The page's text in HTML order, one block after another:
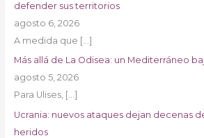
defender sus territorios
agosto 6, 2026
A medida que […]
Más allá de La Odisea: un Mediterráneo
agosto 5, 2026
Para Ulises, […]
Ucrania: nuevos ataques dejan decenas
heridos